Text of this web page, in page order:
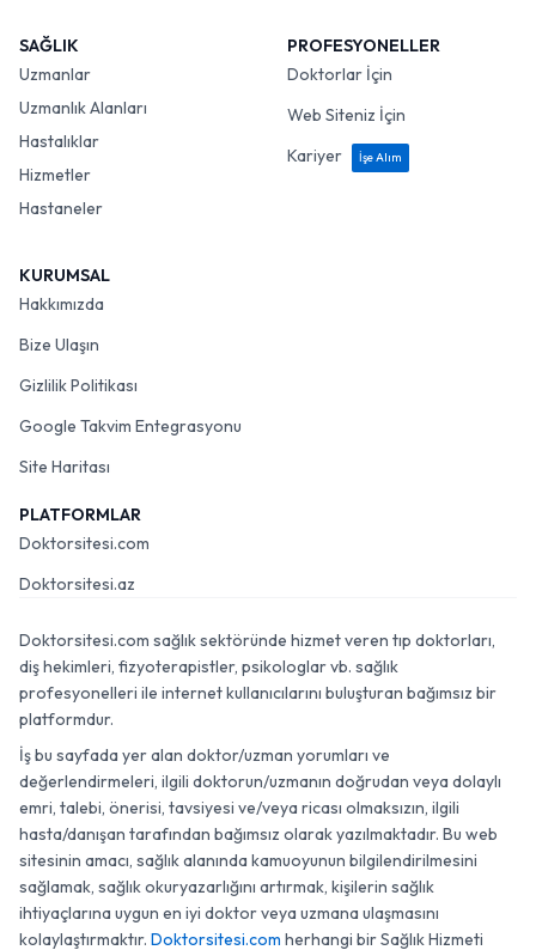
SAĞLIK
Uzmanlar
Uzmanlık Alanları
Hastalıklar
Hizmetler
Hastaneler
PROFESYONELLER
Doktorlar İçin
Web Siteniz İçin
Kariyer
İşe Alım
KURUMSAL
Hakkımızda
Bize Ulaşın
Gizlilik Politikası
Google Takvim Entegrasyonu
Site Haritası
PLATFORMLAR
Doktorsitesi.com
Doktorsitesi.az
Doktorsitesi.com sağlık sektöründe hizmet veren tıp doktorları,
diş hekimleri, fizyoterapistler, psikologlar vb. sağlık
profesyonelleri ile internet kullanıcılarını buluşturan bağımsız bir
platformdur.
İş bu sayfada yer alan doktor/uzman yorumları ve
değerlendirmeleri, ilgili doktorun/uzmanın doğrudan veya dolaylı
emri, talebi, önerisi, tavsiyesi ve/veya ricası olmaksızın, ilgili
hasta/danışan tarafından bağımsız olarak yazılmaktadır. Bu web
sitesinin amacı, sağlık alanında kamuoyunun bilgilendirilmesini
sağlamak, sağlık okuryazarlığını artırmak, kişilerin sağlık
ihtiyaçlarına uygun en iyi doktor veya uzmana ulaşmasını
kolaylaştırmaktır. Doktorsitesi.com herhangi bir Sağlık Hizmeti